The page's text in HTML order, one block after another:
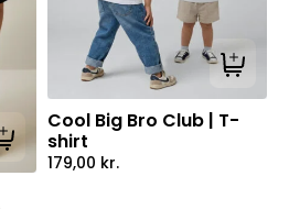
Tilføj til kurv
Tilføj
Cool Big Bro Club | T-
shirt
179,00 kr.